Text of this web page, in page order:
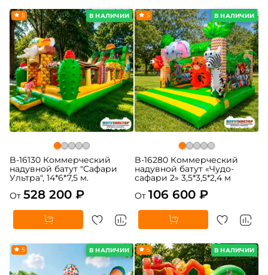
В НАЛИЧИИ
5
B-16130 Коммерческий
надувной батут "Сафари
Ультра", 14*6*7,5 м.
От 528 200 ₽
В НАЛИЧИИ
5
B-16280 Коммерческий
надувной батут «Чудо-
сафари 2» 3,5*3,5*2,4 м
От 106 600 ₽
В НАЛИЧИИ
5 В НАЛИЧИИ
5